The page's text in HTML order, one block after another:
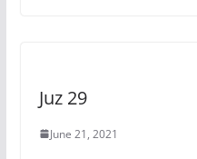
Juz 29
June 21, 2021